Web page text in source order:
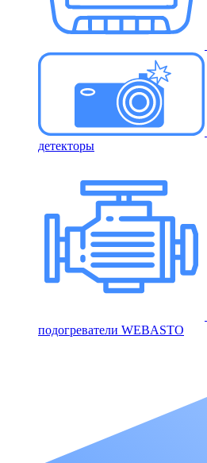
детекторы
подогреватели WEBASTO